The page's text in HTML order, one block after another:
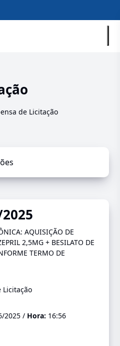
de Licitação
AQUISIÇÃO DE
2,5MG + BESILATO DE
TERMO DE
Licitação
2025 / Hora: 16:56